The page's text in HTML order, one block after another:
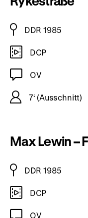
DDR 1985
DCP
OV
7‘ (Ausschnitt)
Max Lewin –
DDR 1985
DCP
OV